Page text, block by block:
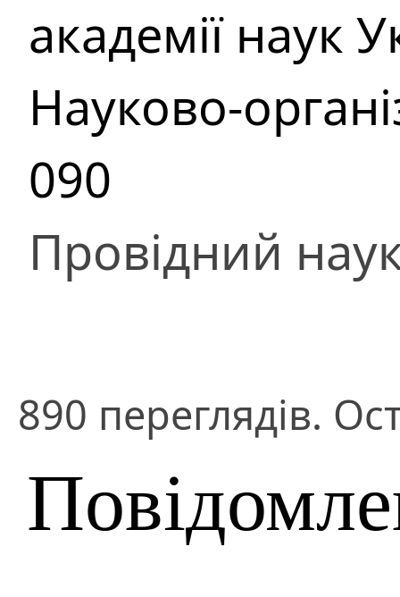
академії наук
Науково-
090
Провідний
890 переглядів.